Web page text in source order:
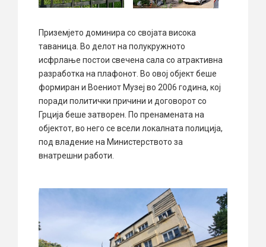
Приземјето доминира со својата висока
таваница. Во делот на полукружното
исфрлање постои свечена сала со атрактивна
разработка на плафонот. Во овој објект беше
формиран и Воениот Музеј во 2006 година, кој
поради политички причини и договорот со
Грција беше затворен. По пренамената на
објектот, во него се всели локалната полиција,
под владение на Министерството за
внатрешни работи.